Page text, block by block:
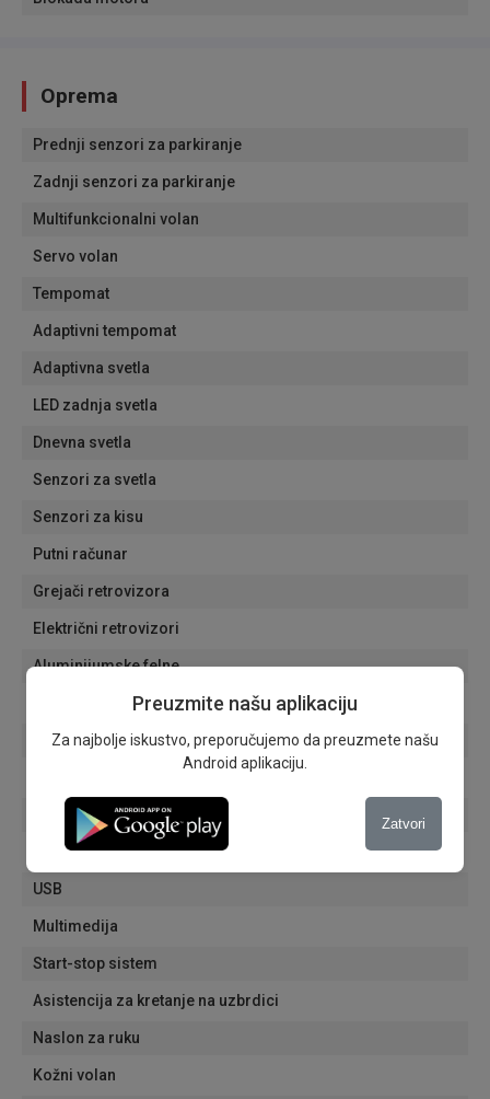
Oprema
Prednji senzori za parkiranje
Zadnji senzori za parkiranje
Multifunkcionalni volan
Servo volan
Tempomat
Adaptivni tempomat
Adaptivna svetla
LED zadnja svetla
Dnevna svetla
Senzori za svetla
Senzori za kisu
Putni računar
Grejači retrovizora
Električni retrovizori
Aluminijumske felne
Tonirana stakla
Grejači prednjih sedišta
Bluetooth
USB
Multimedija
Start-stop sistem
Asistencija za kretanje na uzbrdici
Naslon za ruku
Kožni volan
Preuzmite našu aplikaciju
Za najbolje iskustvo, preporučujemo da preuzmete našu
Android aplikaciju.
Zatvori